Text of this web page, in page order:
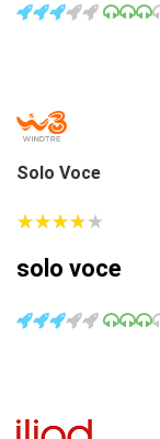
Solo Voce
★★★★★
★★★★★
solo voce